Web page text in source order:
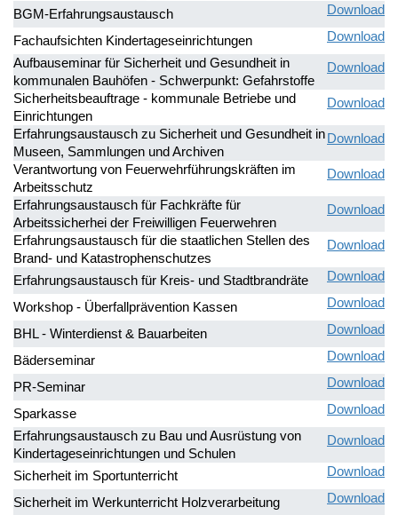
BGM-Erfahrungsaustausch Download
Fachaufsichten Kindertageseinrichtungen
Download
Aufbauseminar für Sicherheit und Gesundheit in
kommunalen Bauhöfen - Schwerpunkt: Gefahrstoffe
Download
Sicherheitsbeauftrage - kommunale Betriebe und
Einrichtungen
Download
Erfahrungsaustausch zu Sicherheit und Gesundheit in
Museen, Sammlungen und Archiven
Download
Verantwortung von Feuerwehrführungskräften im
Arbeitsschutz
Download
Erfahrungsaustausch für Fachkräfte für
Arbeitssicherhei der Freiwilligen Feuerwehren
Download
Erfahrungsaustausch für die staatlichen Stellen des
Brand- und Katastrophenschutzes
Download
Erfahrungsaustausch für Kreis- und Stadtbrandräte Download
Workshop - Überfallprävention Kassen Download
BHL - Winterdienst & Bauarbeiten Download
Bäderseminar Download
PR-Seminar Download
Sparkasse
Download
Erfahrungsaustausch zu Bau und Ausrüstung von
Kindertageseinrichtungen und Schulen
Download
Sicherheit im Sportunterricht Download
Sicherheit im Werkunterricht Holzverarbeitung Download